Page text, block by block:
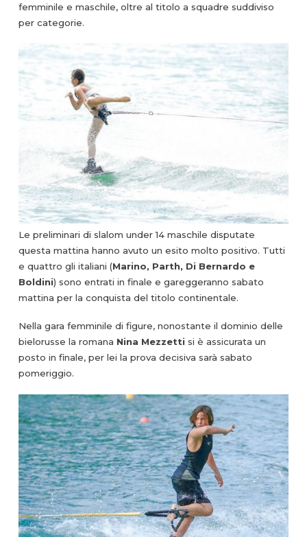
femminile e maschile, oltre al titolo a squadre suddiviso
per categorie.
Le preliminari di slalom under 14 maschile disputate
questa mattina hanno avuto un esito molto positivo. Tutti
e quattro gli italiani (Marino, Parth, Di Bernardo e
Boldini) sono entrati in finale e gareggeranno sabato
mattina per la conquista del titolo continentale.
Nella gara femminile di figure, nonostante il dominio delle
bielorusse la romana Nina Mezzetti si è assicurata un
posto in finale, per lei la prova decisiva sarà sabato
pomeriggio.